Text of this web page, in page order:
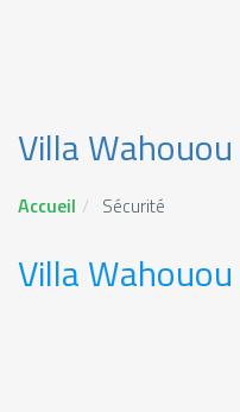
Villa Wahouou
Accueil Sécurité
Villa Wahouou